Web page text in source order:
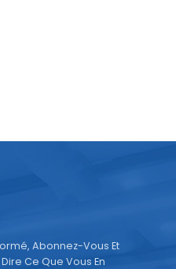
Abonnez-Vous Et
Ce Que Vous En